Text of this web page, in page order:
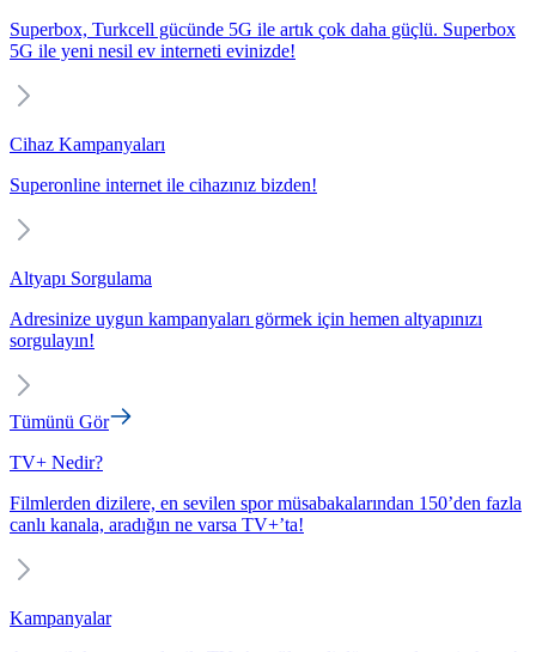
Superbox, Turkcell gücünde 5G ile artık çok daha güçlü. Superbox
5G ile yeni nesil ev interneti evinizde!
Cihaz Kampanyaları
Superonline internet ile cihazınız bizden!
Altyapı Sorgulama
Adresinize uygun kampanyaları görmek için hemen altyapınızı
sorgulayın!
Tümünü Gör
TV+ Nedir?
Filmlerden dizilere, en sevilen spor müsabakalarından 150’den fazla
canlı kanala, aradığın ne varsa TV+’ta!
Kampanyalar